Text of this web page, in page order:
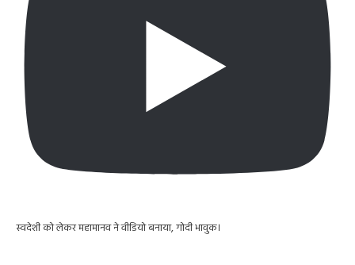
स्वदेशी को लेकर महामानव ने वीडियो बनाया, गोदी भावुक।